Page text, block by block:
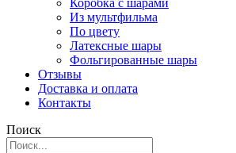
Коробка с шарами
Из мультфильма
По цвету
Латексные шары
Фольгированные шары
Отзывы
Доставка и оплата
Контакты
Поиск